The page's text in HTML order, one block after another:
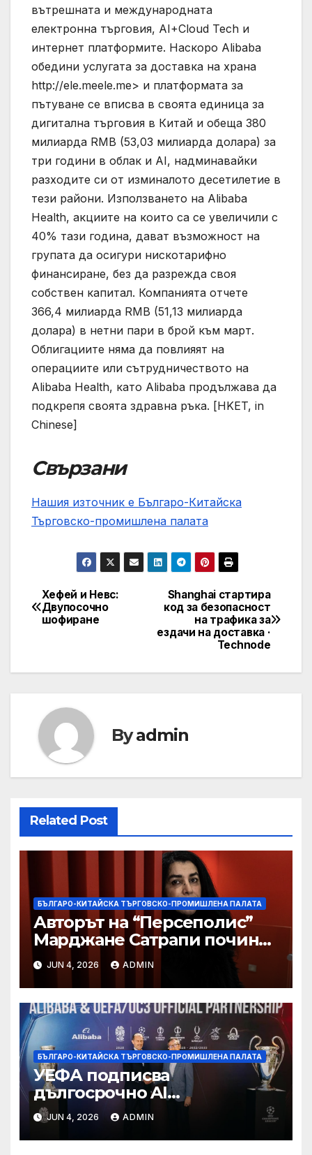
вътрешната и международната
електронна търговия, AI+Cloud Tech и
интернет платформите. Наскоро Alibaba
обедини услугата за доставка на храна
http://ele.meele.me> и платформата за
пътуване се вписва в своята единица за
дигитална търговия в Китай и обеща 380
милиарда RMB (53,03 милиарда долара) за
три години в облак и AI, надминавайки
разходите си от изминалото десетилетие в
тези райони. Използването на Alibaba
Health, акциите на които са се увеличили с
40% тази година, дават възможност на
групата да осигури нискотарифно
финансиране, без да разрежда своя
собствен капитал. Компанията отчете
366,4 милиарда RMB (51,13 милиарда
долара) в нетни пари в брой към март.
Облигациите няма да повлияят на
операциите или сътрудничеството на
Alibaba Health, като Alibaba продължава да
подкрепя своята здравна ръка. [HKET, in
Chinese]
Свързани
Нашия източник е Българо-Китайска
Търговско-промишлена палaта
Post
navigation
Shanghai стартира
код за безопасност
на трафика за
ездачи на доставка ·
Technode
Хефей и Невс:
Двупосочно
шофиране
Byadmin
Related Post
БЪЛГАРО-КИТАЙСКА ТЪРГОВСКО-ПРОМИШЛЕНА ПАЛАТА
Авторът на “Персеполис”
Марджане Сатрапи почина
“от тъга” на 56 години
JUN 4, 2026 ADMIN
БЪЛГАРО-КИТАЙСКА ТЪРГОВСКО-ПРОМИШЛЕНА ПАЛАТА
УЕФА подписва
дългосрочно AI
партньорство с Alibaba
JUN 4, 2026 ADMIN